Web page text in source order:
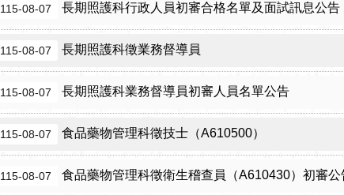
115-08-07 長期照護科行政人員初審合格名單及面試訊息公告
115-08-07 長期照護科徵業務督導員
115-08-07 長期照護科業務督導員初審人員名單公告
115-08-07 食品藥物管理科徵技士（A610500）
115-08-07 食品藥物管理科徵衛生稽查員（A610430）初審公